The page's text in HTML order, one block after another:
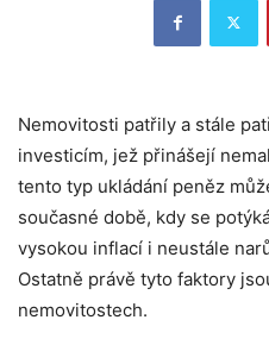
Nemovitosti patřily a stále
investicím, jež přinášejí
tento typ ukládání peněz
současné době, kdy se
vysokou inflací i neustále
Ostatně právě tyto faktory
nemovitostech.